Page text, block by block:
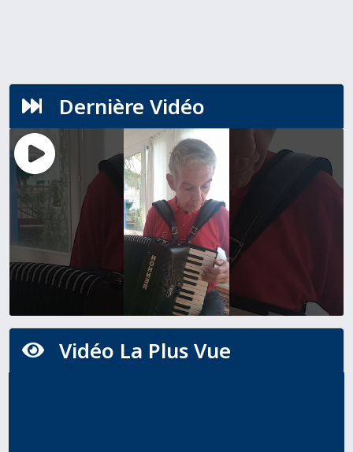
 Dernière Vidéo
 Vidéo La Plus Vue